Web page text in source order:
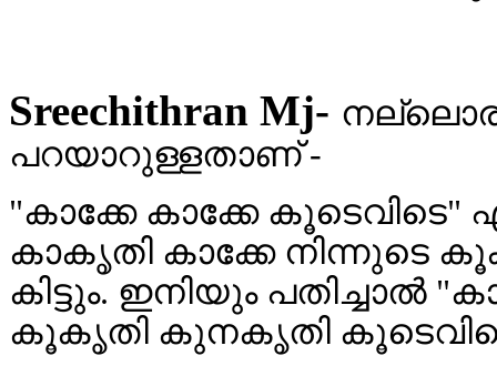
Sreechithran Mj-
പറയാറുള്ളതാണ് -
"കാക്കേ കാക്കേ
കാകൃതി കാക്കേ നിന്നുടെ
കിട്ടും. ഇനിയും പതിച്ചാൽ
കൂകൃതി കുനകൃതി